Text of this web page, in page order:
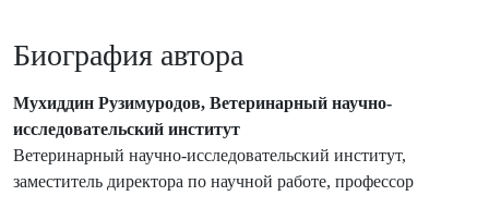
Биография автора
Мухиддин Рузимуродов, Ветеринарный научно-
исследовательский институт
Ветеринарный научно-исследовательский институт,
заместитель директора по научной работе, профессор